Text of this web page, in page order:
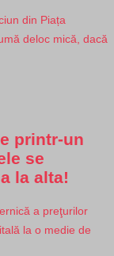
din Piața
deloc mică, dacă
printr-un
se
la alta!
a preţurilor
la o medie de